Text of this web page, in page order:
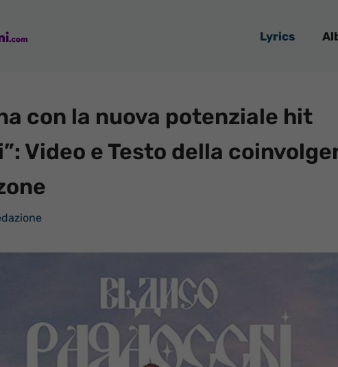
Lyrics
con la nuova potenziale hit
Video e Testo della